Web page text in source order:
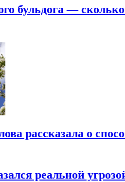
бульдога —
рассказала о
реальной